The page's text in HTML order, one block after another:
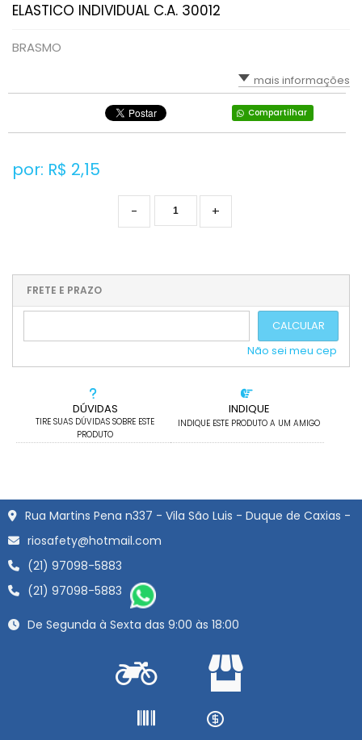
ELASTICO INDIVIDUAL C.A. 30012
BRASMO
mais informações
Compartilhar
DÚVIDAS
TIRE SUAS DÚVIDAS SOBRE ESTE
PRODUTO
INDIQUE
INDIQUE ESTE PRODUTO A UM AMIGO
por: R$ 2,15
+
-
FRETE E PRAZO
CALCULAR
Não sei meu cep
Rua Martins Pena n337 - Vila São Luis - Duque de Caxias -
riosafety@hotmail.com
(21) 97098-5883
(21) 97098-5883
De Segunda à Sexta das 9:00 às 18:00